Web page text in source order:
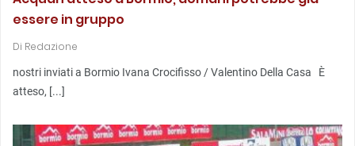
essere in gruppo
Di Redazione
nostri inviati a Bormio Ivana Crocifisso / Valentino Della Casa È
atteso, [...]